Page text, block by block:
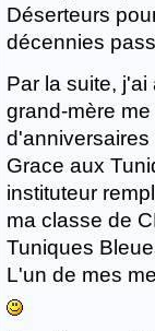
Déserteurs
décennies
Par la suite,
grand-mère
d'anniversaires
Grace aux
instituteur
ma classe de
Tuniques
L'un de mes